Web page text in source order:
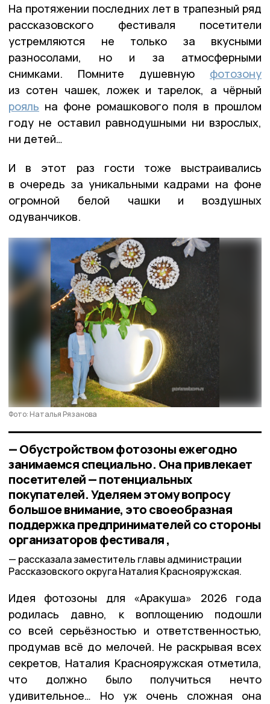
На протяжении последних лет в трапезный ряд
рассказовского фестиваля посетители
устремляются не только за вкусными
разносолами, но и за атмосферными
снимками. Помните душевную фотозону
из сотен чашек, ложек и тарелок, а чёрный
рояль на фоне ромашкового поля в прошлом
году не оставил равнодушными ни взрослых,
ни детей…
И в этот раз гости тоже выстраивались
в очередь за уникальными кадрами на фоне
огромной белой чашки и воздушных
одуванчиков.
Фото: Наталья Рязанова
— Обустройством фотозоны ежегодно
занимаемся специально. Она привлекает
посетителей — потенциальных
покупателей. Уделяем этому вопросу
большое внимание, это своеобразная
поддержка предпринимателей со стороны
организаторов фестиваля ,
рассказала заместитель главы администрации
Рассказовского округа Наталия Краснояружская.
Идея фотозоны для «Аракуша» 2026 года
родилась давно, к воплощению подошли
со всей серьёзностью и ответственностью,
продумав всё до мелочей. Не раскрывая всех
секретов, Наталия Краснояружская отметила,
что должно было получиться нечто
удивительное… Но уж очень сложная она